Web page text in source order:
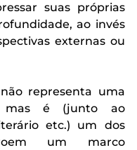
suas próprias
ao invés
externas ou
representa uma
mas é (junto ao
etc.) um dos
um marco